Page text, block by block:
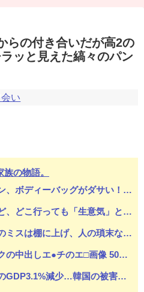
らの付き合いだが高2の
ッと見えた縞々のパン
い
の物語。
は女だけど、こういうの聞くたびに何が多様性だよって思うわ
わからなかったんだが、あるとき他人と自分では外見に大きく差がある事に気づいて…
僚A。過去に何人かがAにイビられて鬱病になって退職してる。しかし上司はAに対しては…
のエ□画像 500枚【ToLOVEる -とらぶる-】
少…韓国の被害がより大きい＝韓国の反応